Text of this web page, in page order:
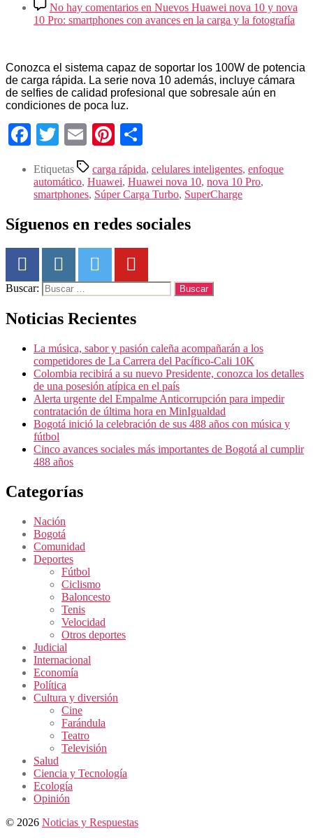
No hay comentarios en Nuevos Huawei nova 10 y nova
10 Pro: smartphones con avances en la carga y la fotografía
Conozca el sistema capaz de soportar los 100W de potencia
de carga rápida. La serie nova 10 además, incluye cámara
de selfies de calidad profesional que sobresale aún en
condiciones de poca luz.
Facebook
Twitter
EmailPinterest
Etiquetas carga rápida, celulares inteligentes, enfoque
automático, Huawei, Huawei nova 10, nova 10 Pro,
smartphones, Súper Carga Turbo, SuperCharge
Síguenos en redes sociales
Buscar:
Noticias Recientes
La música, sabor y pasión caleña acompañarán a los
competidores de La Carrera del Pacífico-Cali 10K
Colombia recibirá a su nuevo Presidente, conozca los detalles
de una posesión atípica en el país
Alerta urgente del Empalme Anticorrupción para impedir
contratación de última hora en MinIgualdad
Bogotá inició la celebración de sus 488 años con música y
fútbol
Cinco avances sociales más importantes de Bogotá al cumplir
488 años
Categorías
Nación
Bogotá
Comunidad
Deportes
Fútbol
Ciclismo
Baloncesto
Tenis
Velocidad
Otros deportes
Judicial
Internacional
Economía
Política
Cultura y diversión
Cine
Farándula
Teatro
Televisión
Salud
Ciencia y Tecnología
Ecología
Opinión
© 2026 Noticias y Respuestas